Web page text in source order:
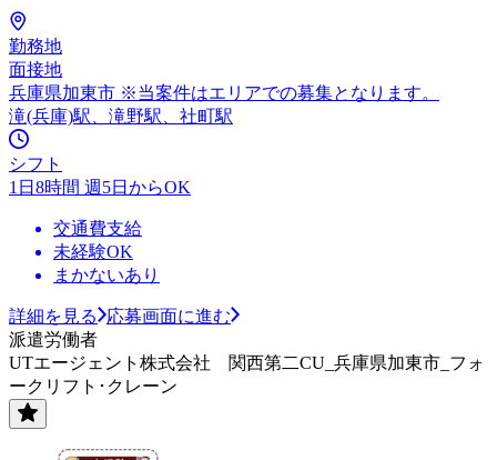
勤務地
面接地
兵庫県加東市 ※当案件はエリアでの募集となります。
滝(兵庫)駅、滝野駅、社町駅
シフト
1日8時間 週5日からOK
交通費支給
未経験OK
まかないあり
詳細を見る
応募画面に進む
派遣労働者
UTエージェント株式会社 関西第二CU_兵庫県加東市_フォ
ークリフト･クレーン